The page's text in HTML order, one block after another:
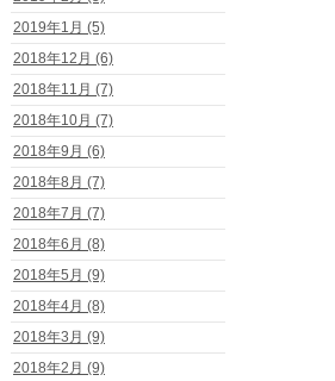
2019年1月 (5)
2018年12月 (6)
2018年11月 (7)
2018年10月 (7)
2018年9月 (6)
2018年8月 (7)
2018年7月 (7)
2018年6月 (8)
2018年5月 (9)
2018年4月 (8)
2018年3月 (9)
2018年2月 (9)